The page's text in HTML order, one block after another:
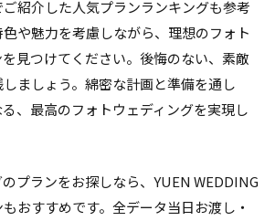
紹介した人気プランランキングも参考
や魅力を考慮しながら、理想のフォト
見つけてください。後悔のない、素敵
ましょう。綿密な計画と準備を通し
、最高のフォトウェディングを実現し
プランをお探しなら、YUEN WEDDING
おすすめです。全データ当日お渡し・